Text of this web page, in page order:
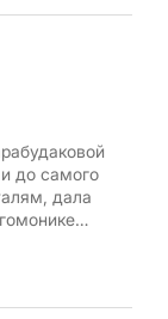
до самого
дала